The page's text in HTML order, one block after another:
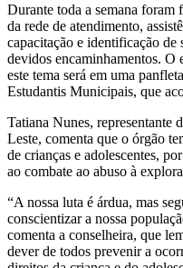
Durante toda a semana foram
da rede de atendimento,
capacitação e identificação
devidos encaminhamentos. O
este tema será em uma
Estudantis Municipais, que
Tatiana Nunes, representante
Leste, comenta que o órgão
de crianças e adolescentes,
ao combate ao abuso à
“A nossa luta é árdua, mas
conscientizar a nossa
comenta a conselheira, que
dever de todos prevenir a